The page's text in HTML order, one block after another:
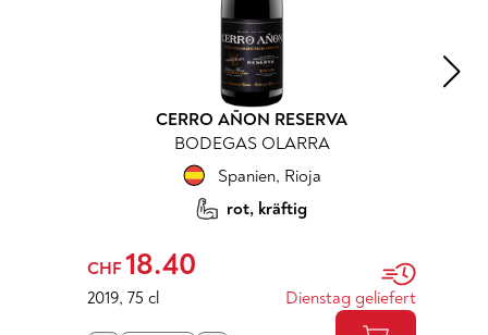
CERRO AÑON RESERVA
BODEGAS OLARRA
Spanien, Rioja
rot, kräftig
CHF 18.40
2019, 75 cl Dienstag geliefert